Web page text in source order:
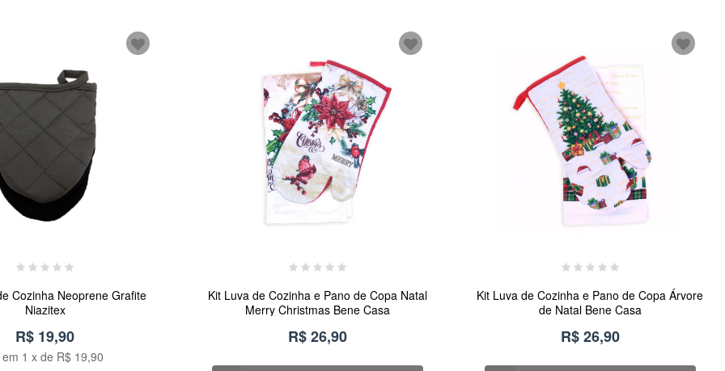
Cozinha Neoprene Grafite
Niazitex
R$ 19,90
1 x de R$ 19,90
Kit Luva de Cozinha e Pano de Copa Natal
Merry Christmas Bene Casa
R$ 26,90
Kit Luva de Cozinha e Pano de Copa Árvore
de Natal Bene Casa
R$ 26,90